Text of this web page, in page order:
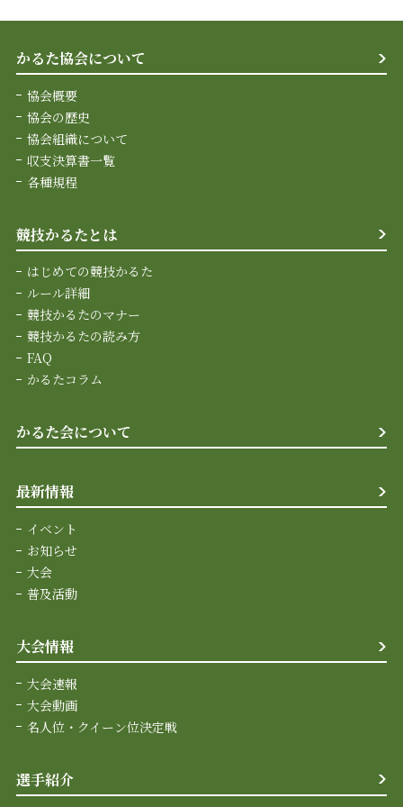
かるた協会について
協会概要
協会の歴史
協会組織について
収支決算書一覧
各種規程
競技かるたとは
はじめての競技かるた
ルール詳細
競技かるたのマナー
競技かるたの読み方
FAQ
かるたコラム
かるた会について
最新情報
イベント
お知らせ
大会
普及活動
大会情報
大会速報
大会動画
名人位・クイーン位決定戦
選手紹介